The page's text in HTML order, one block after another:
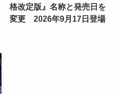
格改定版』名称と発売日を
変更 2026年9月17日登場